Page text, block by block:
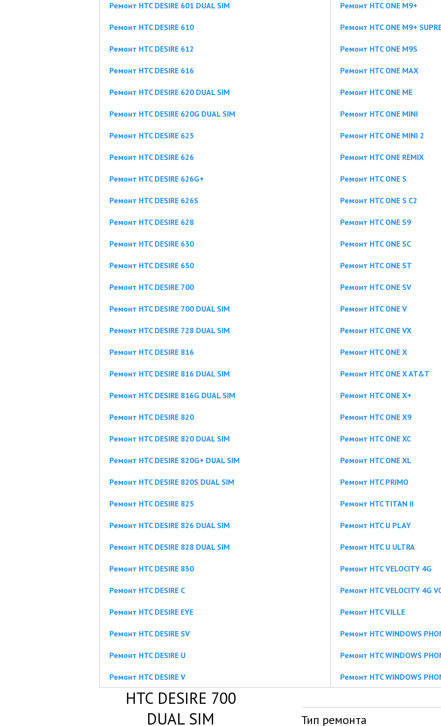
Ремонт HTC DESIRE 601 DUAL SIM
Ремонт HTC DESIRE 610
Ремонт HTC DESIRE 612
Ремонт HTC DESIRE 616
Ремонт HTC DESIRE 620 DUAL SIM
Ремонт HTC DESIRE 620G DUAL SIM
Ремонт HTC DESIRE 625
Ремонт HTC DESIRE 626
Ремонт HTC DESIRE 626G+
Ремонт HTC DESIRE 626S
Ремонт HTC DESIRE 628
Ремонт HTC DESIRE 630
Ремонт HTC DESIRE 650
Ремонт HTC DESIRE 700
Ремонт HTC DESIRE 700 DUAL SIM
Ремонт HTC DESIRE 728 DUAL SIM
Ремонт HTC DESIRE 816
Ремонт HTC DESIRE 816 DUAL SIM
Ремонт HTC DESIRE 816G DUAL SIM
Ремонт HTC DESIRE 820
Ремонт HTC DESIRE 820 DUAL SIM
Ремонт HTC DESIRE 820G+ DUAL SIM
Ремонт HTC DESIRE 820S DUAL SIM
Ремонт HTC DESIRE 825
Ремонт HTC DESIRE 826 DUAL SIM
Ремонт HTC DESIRE 828 DUAL SIM
Ремонт HTC DESIRE 830
Ремонт HTC DESIRE C
Ремонт HTC DESIRE EYE
Ремонт HTC DESIRE SV
Ремонт HTC DESIRE U
Ремонт HTC DESIRE V
Ремонт HTC ONE M9+
Ремонт HTC ONE M9+
Ремонт HTC ONE M9S
Ремонт HTC ONE MAX
Ремонт HTC ONE ME
Ремонт HTC ONE MINI
Ремонт HTC ONE MINI 2
Ремонт HTC ONE REMIX
Ремонт HTC ONE S
Ремонт HTC ONE S C2
Ремонт HTC ONE S9
Ремонт HTC ONE SC
Ремонт HTC ONE ST
Ремонт HTC ONE SV
Ремонт HTC ONE V
Ремонт HTC ONE VX
Ремонт HTC ONE X
Ремонт HTC ONE X AT&T
Ремонт HTC ONE X+
Ремонт HTC ONE X9
Ремонт HTC ONE XC
Ремонт HTC ONE XL
Ремонт HTC PRIMO
Ремонт HTC TITAN II
Ремонт HTC U PLAY
Ремонт HTC U ULTRA
Ремонт HTC VELOCITY 4G
Ремонт HTC VELOCITY 4G
Ремонт HTC VILLE
Ремонт HTC WINDOWS
Ремонт HTC WINDOWS
Ремонт HTC WINDOWS
HTC DESIRE 700
DUAL SIM
Тип ремонта